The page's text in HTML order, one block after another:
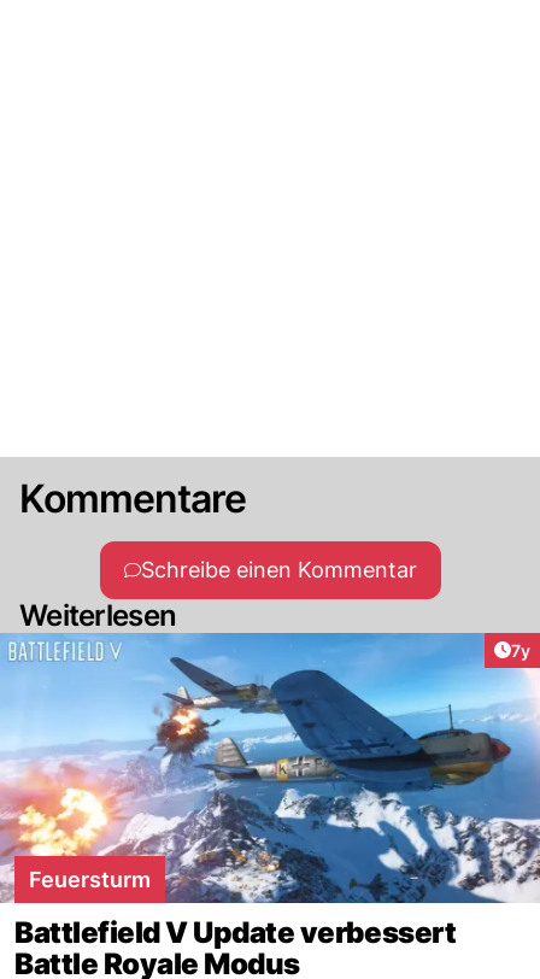
Kommentare
Schreibe einen Kommentar
Weiterlesen
7y
Feuersturm
Battlefield V Update verbessert
Battle Royale Modus